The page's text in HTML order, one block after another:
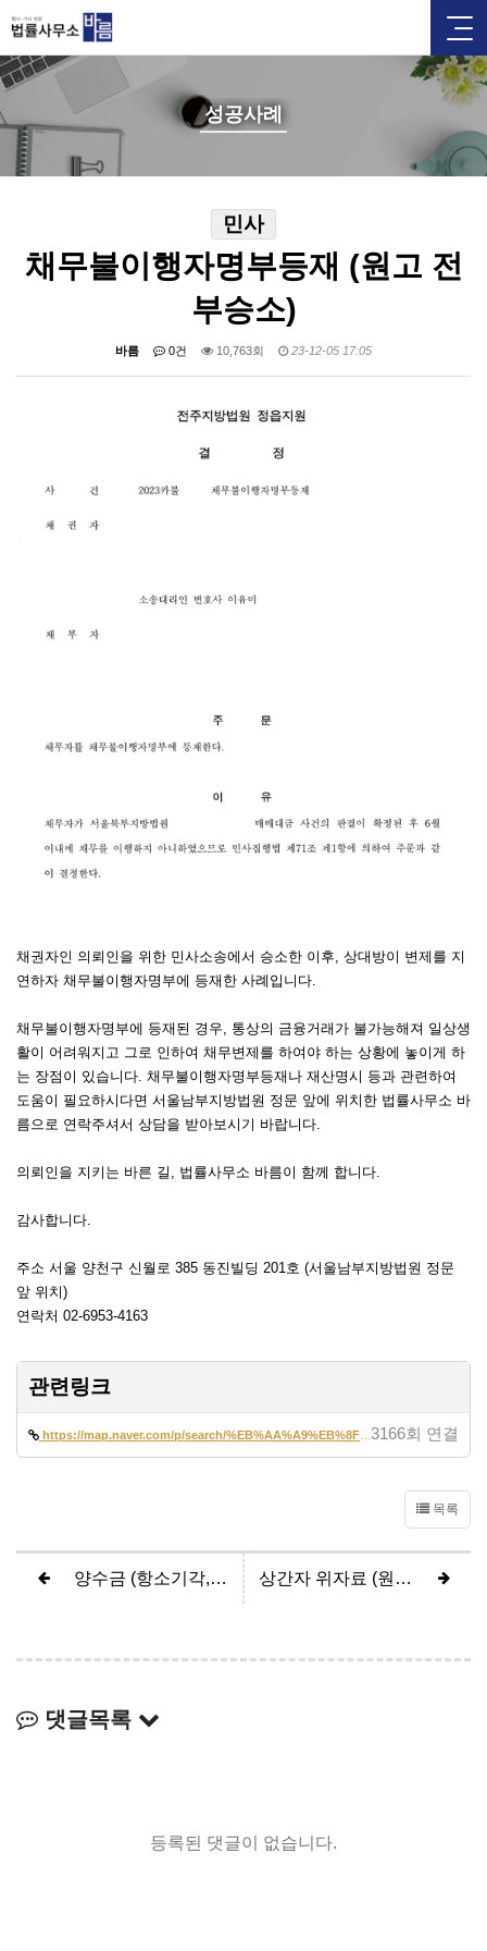
성공사례
민사
채무불이행자명부등재 (원고 전
부승소)
바름 0건 10,763회 23-12-05 17:05
채권자인 의뢰인을 위한 민사소송에서 승소한 이후, 상대방이 변제를 지
연하자 채무불이행자명부에 등재한 사례입니다.
채무불이행자명부에 등재된 경우, 통상의 금융거래가 불가능해져 일상생
활이 어려워지고 그로 인하여 채무변제를 하여야 하는 상황에 놓이게 하
는 장점이 있습니다. 채무불이행자명부등재나 재산명시 등과 관련하여
도움이 필요하시다면 서울남부지방법원 정문 앞에 위치한 법률사무소 바
름으로 연락주셔서 상담을 받아보시기 바랍니다.
의뢰인을 지키는 바른 길, 법률사무소 바름이 함께 합니다.
감사합니다.
주소 서울 양천구 신월로 385 동진빌딩 201호 (서울남부지방법원 정문
앞 위치)
연락처 02-6953-4163
관련링크
https://map.naver.com/p/search/%EB%AA%A9%EB%8F%99%EB%B3%80%ED%98%B8%EC… 3166회 연결
목록
양수금 (항소기각, 피고 전부승소) 상간자 위자료 (원고 2200만원 인정)
댓글목록
등록된 댓글이 없습니다.